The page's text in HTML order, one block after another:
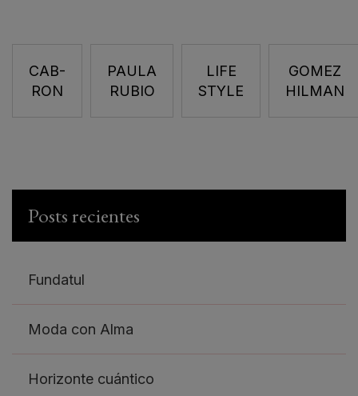
CAB-
RON
PAULA
RUBIO
LIFE
STYLE
GOMEZ
HILMAN
Posts recientes
Fundatul
Moda con Alma
Horizonte cuántico